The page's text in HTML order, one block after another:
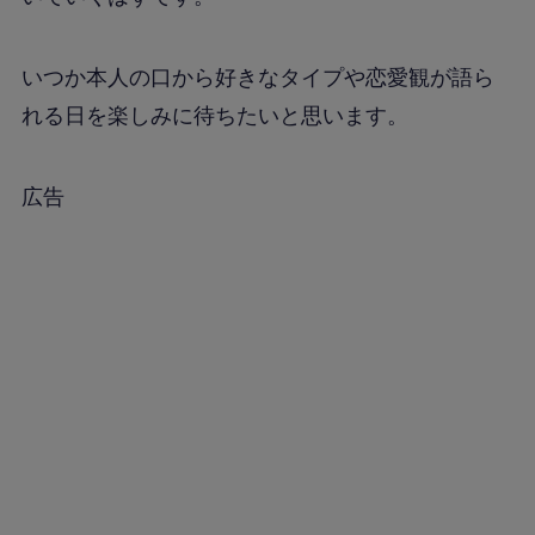
いつか本人の口から好きなタイプや恋愛観が語ら
れる日を楽しみに待ちたいと思います。
広告